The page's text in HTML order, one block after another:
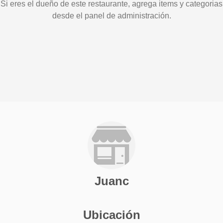
Si eres el dueño de este restaurante, agrega items y categorias
desde el panel de administración.
Juanc
Ubicación